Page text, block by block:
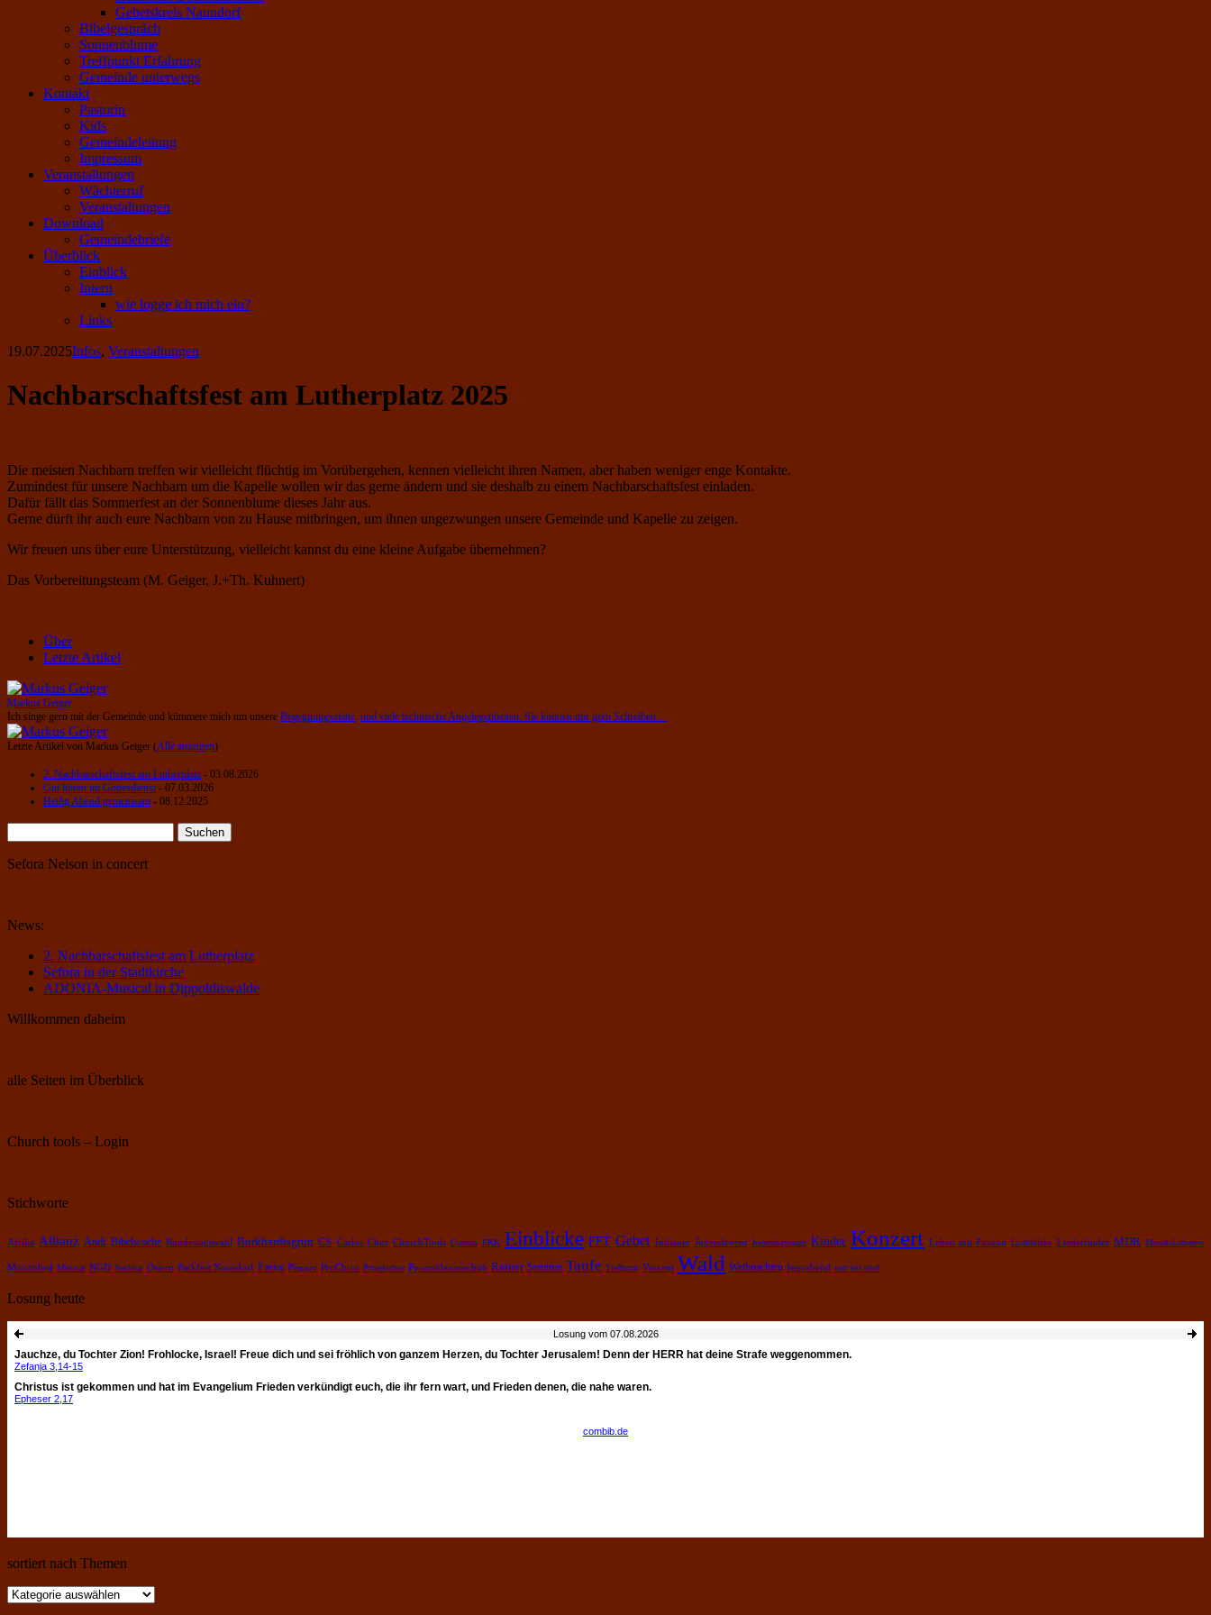
Gebetskreis Naundorf
Bibelgespräch
Sonnenblume
Treffpunkt Erfahrung
Gemeinde unterwegs
Kontakt
Pastorin
Kids
Gemeindeleitung
Impressum
Veranstaltungen
Wächterruf
Veranstaltungen
Download
Gemeindebriefe
Überblick
Einblick
Intern
wie logge ich mich ein?
Links
19.07.2025Infos, Veranstaltungen
Nachbarschaftsfest am Lutherplatz 2025
Die meisten Nachbarn treffen wir vielleicht flüchtig im Vorübergehen, kennen vielleicht ihren Namen, aber haben weniger enge Kontakte.
Zumindest für unsere Nachbarn um die Kapelle wollen wir das gerne ändern und sie deshalb zu einem Nachbarschaftsfest einladen.
Dafür fällt das Sommerfest an der Sonnenblume dieses Jahr aus.
Gerne dürft ihr auch eure Nachbarn von zu Hause mitbringen, um ihnen ungezwungen unsere Gemeinde und Kapelle zu zeigen.
Wir freuen uns über eure Unterstützung, vielleicht kannst du eine kleine Aufgabe übernehmen?
Das Vorbereitungsteam (M. Geiger, J.+Th. Kuhnert)
Über
Letzte Artikel
Markus Geiger
Ich singe gern mit der Gemeinde und kümmere mich um unsere Begegnungsstätte. und viele technische Angelegenheiten. Sie können mir gern Schreiben ...
Letzte Artikel von Markus Geiger (Alle anzeigen)
2. Nachbarschaftsfest am Lutherplatz - 03.08.2026
Gut hören im Gottesdienst- 07.03.2026
Heilig Abend gemeinsam - 08.12.2025
nach:
Sefora Nelson in concert
News:
2. Nachbarschaftsfest am Lutherplatz
Sefora in der Stadtkirche
ADONIA-Musical in Dippoldiswalde
Willkommen daheim
alle Seiten im Überblick
Church tools – Login
Stichworte
Afrika Allianz Andi Bibelwoche Bundestagswahl Burkhardtsgrün CS Carlos Chor ChurchTools Corona EKK Einblicke FFT Gebet Indianer Jugendevent Jugendsegnung Kinder Konzert Leben mit Passion Lichtblicke Liederfinder MDR MonatsLobpreis
Monatslied Musical NGD Nachbar Ostern Parkfest Naundorf Pastor Pepper ProChrist Projektchor Pyramidenanschub Rainer Seminar Taufe Treffpunt Vincent Wald Weihnachten fejerabend wer wir sind
Losung heute
sortiert nach Themen
sortiert